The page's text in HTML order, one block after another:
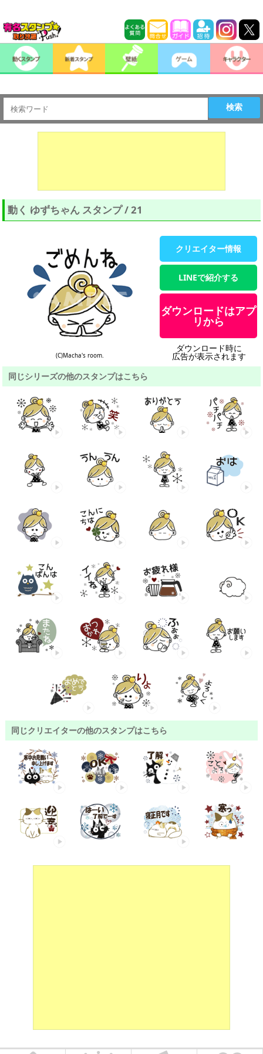
検索
動く ゆずちゃん スタンプ / 21
(C)Macha's room.
クリエイター情報
LINEで紹介する
ダウンロードはアプ
リから
ダウンロード時に
広告が表示されます
同じシリーズの他のスタンプはこちら
同じクリエイターの他のスタンプはこちら